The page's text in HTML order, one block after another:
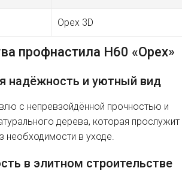
Орех 3D
профнастила H60 «Орех»
надёжность и уютный вид
с непревзойдённой прочностью и
дерева, которая прослужит
необходимости в уходе.
в элитном строительстве